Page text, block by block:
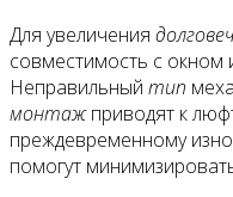
Для увеличения
совместимость с окном
Неправильный тип
монтажприводят к
преждевременному
помогут